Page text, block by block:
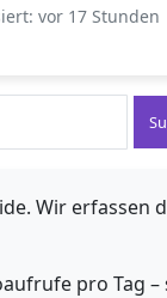
vor 17 Stunden
Wir erfassen
pro Tag